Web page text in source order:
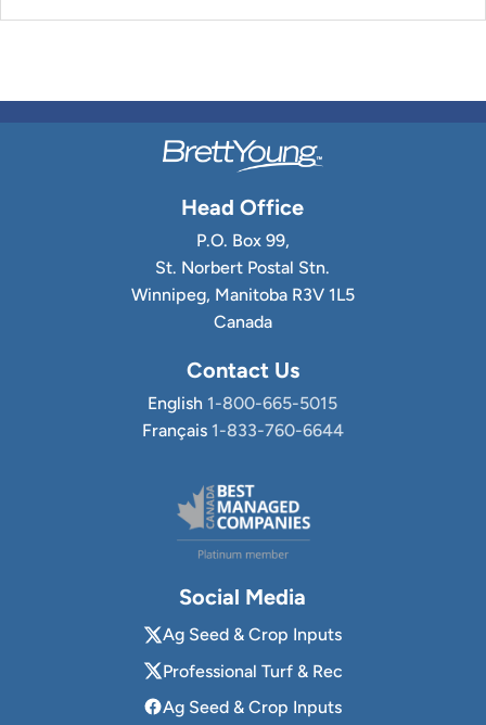
Head Office
P.O. Box 99,
St. Norbert Postal Stn.
Winnipeg, Manitoba R3V 1L5
Canada
Contact Us
English 1-800-665-5015
Français 1-833-760-6644
Social Media
Ag Seed & Crop Inputs
Professional Turf & Rec
Ag Seed & Crop Inputs